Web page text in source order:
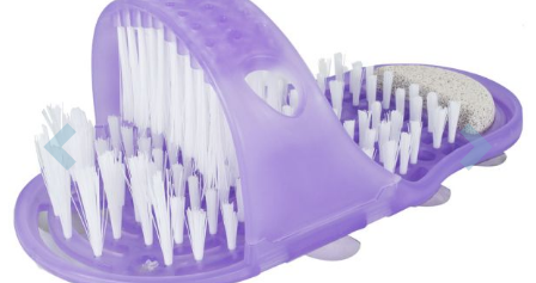
Předchozí Další